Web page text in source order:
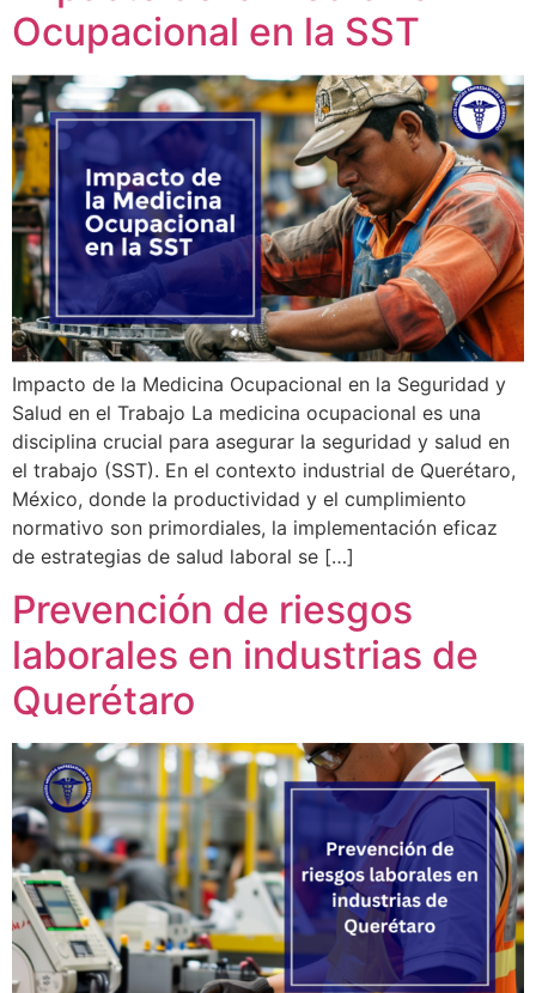
Ocupacional en la SST
Impacto de la Medicina Ocupacional en la Seguridad y
Salud en el Trabajo La medicina ocupacional es una
disciplina crucial para asegurar la seguridad y salud en
el trabajo (SST). En el contexto industrial de Querétaro,
México, donde la productividad y el cumplimiento
normativo son primordiales, la implementación eficaz
de estrategias de salud laboral se […]
Prevención de riesgos
laborales en industrias de
Querétaro